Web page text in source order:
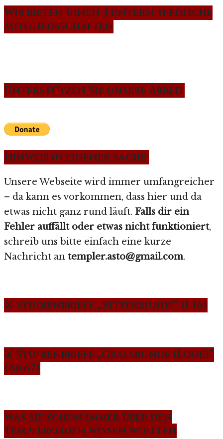
Wir bieten Ihnen 3 unterschiedliche
Mitgliedsschaften
Unterstützen Sie unsere Arbeit
Hinweis in eigener Sache:
Unsere Webseite wird immer umfangreicher
– da kann es vorkommen, dass hier und da
etwas nicht ganz rund läuft. Falls dir ein
Fehler auffällt oder etwas nicht funktioniert,
schreib uns bitte einfach eine kurze
Nachricht an templer.asto@gmail.com.
⚔️ Studienbriefe „Ritterrunde“ (1-16)
⚔️ Studienbriefe „Gralsrunde (Loge)“
(Ab 67)
Was Sie schon immer über den
Templerorden wissen wollten